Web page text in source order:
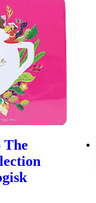
The